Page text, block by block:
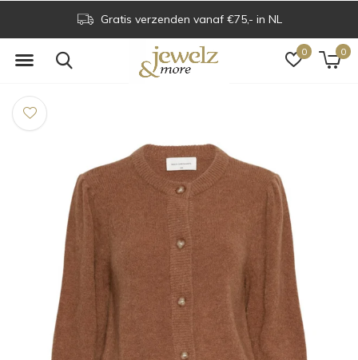
0 0
Gratis verzenden vanaf €75,- in NL